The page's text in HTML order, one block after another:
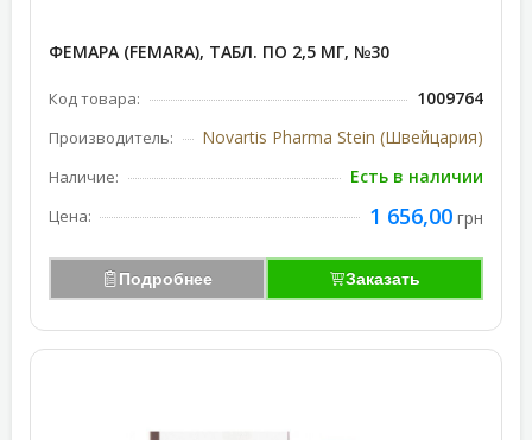
ФЕМАРА (FEMARA), ТАБЛ. ПО 2,5 МГ, №30
Код товара: 1009764
Производитель: Novartis Pharma Stein (Швейцария)
Наличие: Есть в наличии
Цена: 1 656,00 грн
Подробнее Заказать